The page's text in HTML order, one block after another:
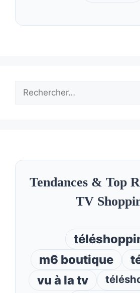
Rechercher :
Tendances & Top
TV
m6 boutique
vu à la tv